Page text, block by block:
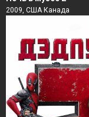
2009, США Канада